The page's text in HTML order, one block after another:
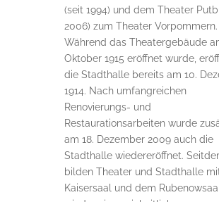
(seit 1994) und dem Theater
2006) zum Theater Vorpommern.
Während das Theatergebäude
Oktober 1915 eröffnet wurde,
die Stadthalle bereits am 10.
1914. Nach umfangreichen
Renovierungs- und
Restaurationsarbeiten wurde
am 18. Dezember 2009 auch die
Stadthalle wiedereröffnet.
bilden Theater und Stadthalle
Kaisersaal und dem Rubenowsaal